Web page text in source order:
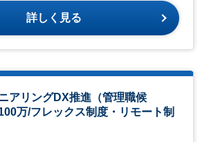
詳しく見る
アリングDX推進（管理職候
万/フレックス制度・リモート制